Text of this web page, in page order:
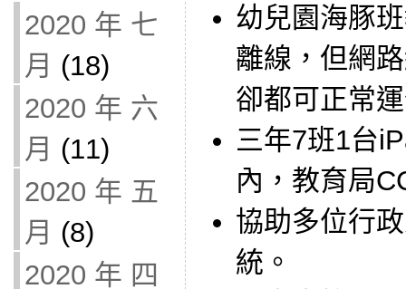
2020 年 七
月 (18)
2020 年 六
月 (11)
2020 年 五
月 (8)
2020 年 四
幼兒園海豚
離線，但網
卻都可正常
三年7班1台
內，教育局
協助多位行
統。